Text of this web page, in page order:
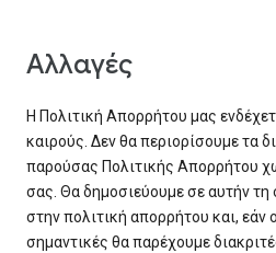
Αλλαγές
Η Πολιτική Απορρήτου μας
καιρούς. Δεν θα περιορίσουμε τα
παρούσας Πολιτικής Απορρήτου
σας. Θα δημοσιεύουμε σε αυτήν τη
στην πολιτική απορρήτου και, εάν
σημαντικές θα παρέχουμε